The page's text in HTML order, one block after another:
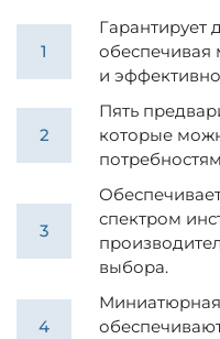
Гарантирует
обеспечивая
и
Пять
которые
спектром
выбора.